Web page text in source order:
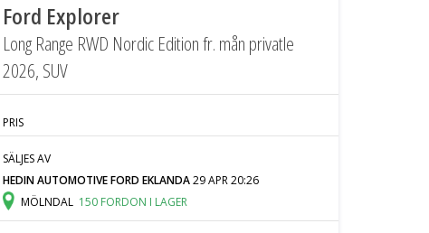
Ford Explorer
Long Range RWD Nordic Edition fr. mån privatle
2026, SUV
PRIS
SÄLJES AV
HEDIN AUTOMOTIVE FORD EKLANDA29 APR 20:26
MÖLNDAL 150 FORDON I LAGER